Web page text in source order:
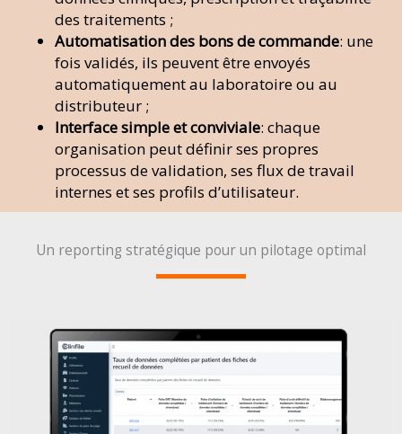
des traitements ;
Automatisation des bons de commande: une
fois validés, ils peuvent être envoyés
automatiquement au laboratoire ou au
distributeur ;
Interface simple et conviviale: chaque
organisation peut définir ses propres
processus de validation, ses flux de travail
internes et ses profils d’utilisateur.
Un reporting stratégique pour un pilotage optimal